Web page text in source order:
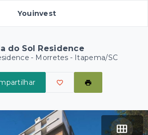
Youinvest
do Sol Residence
- Morretes - Itapema/SC